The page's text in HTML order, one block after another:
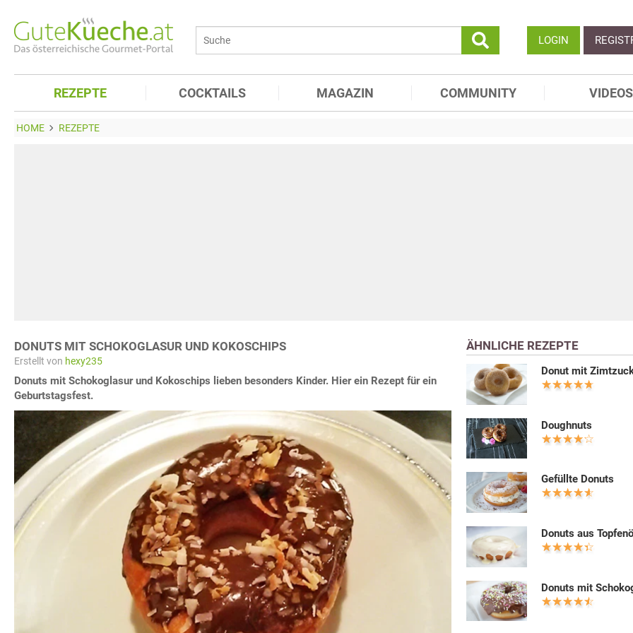
LOGIN
REZEPTE COCKTAILS MAGAZIN COMMUNITY VIDEOS
HOME REZEPTE
DONUTS MIT SCHOKOGLASUR UND KOKOSCHIPS
Erstellt von hexy235
Donuts mit Schokoglasur und Kokoschips lieben besonders Kinder. Hier ein Rezept für ein
Geburtstagsfest.
ÄHNLICHE REZEPTE
Donut mit
Doughnuts
Gefüllte Donuts
Donuts aus
Donuts mit